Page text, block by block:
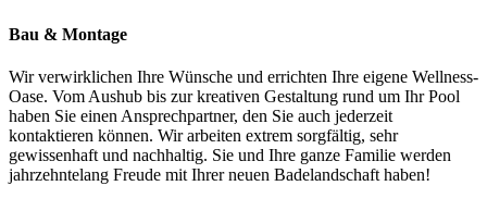
Bau & Montage
Wir verwirklichen Ihre Wünsche und errichten Ihre eigene Wellness-
Oase. Vom Aushub bis zur kreativen Gestaltung rund um Ihr Pool
haben Sie einen Ansprechpartner, den Sie auch jederzeit
kontaktieren können. Wir arbeiten extrem sorgfältig, sehr
gewissenhaft und nachhaltig. Sie und Ihre ganze Familie werden
jahrzehntelang Freude mit Ihrer neuen Badelandschaft haben!